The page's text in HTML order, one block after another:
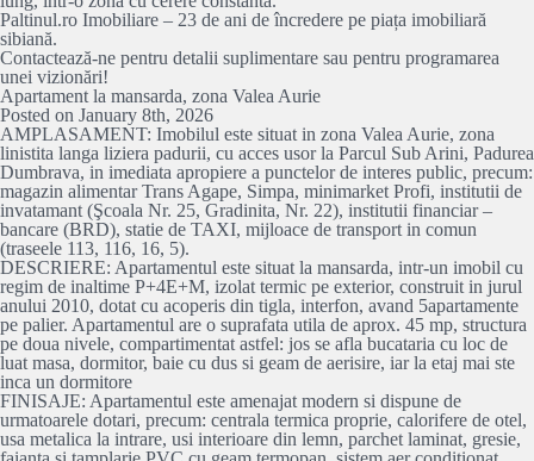
Paltinul.ro Imobiliare – 23 de ani de încredere pe piața imobiliară
sibiană.
Contactează-ne pentru detalii suplimentare sau pentru programarea
unei vizionări!
Apartament la mansarda, zona Valea Aurie
Posted on January 8th, 2026
AMPLASAMENT: Imobilul este situat in zona Valea Aurie, zona
linistita langa liziera padurii, cu acces usor la Parcul Sub Arini, Padurea
Dumbrava, in imediata apropiere a punctelor de interes public, precum:
magazin alimentar Trans Agape, Simpa, minimarket Profi, institutii de
invatamant (Şcoala Nr. 25, Gradinita, Nr. 22), institutii financiar –
bancare (BRD), statie de TAXI, mijloace de transport in comun
(traseele 113, 116, 16, 5).
DESCRIERE: Apartamentul este situat la mansarda, intr-un imobil cu
regim de inaltime P+4E+M, izolat termic pe exterior, construit in jurul
anului 2010, dotat cu acoperis din tigla, interfon, avand 5apartamente
pe palier. Apartamentul are o suprafata utila de aprox. 45 mp, structura
pe doua nivele, compartimentat astfel: jos se afla bucataria cu loc de
luat masa, dormitor, baie cu dus si geam de aerisire, iar la etaj mai ste
inca un dormitore
FINISAJE: Apartamentul este amenajat modern si dispune de
urmatoarele dotari, precum: centrala termica proprie, calorifere de otel,
usa metalica la intrare, usi interioare din lemn, parchet laminat, gresie,